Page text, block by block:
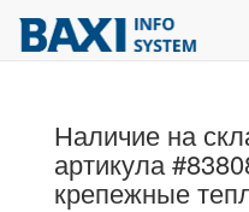
Наличие на
артикула
крепежные